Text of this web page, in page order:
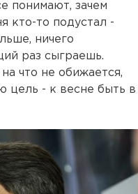
понимают, зачем
кто-то подустал -
ничего
раз сыграешь.
что не обижается,
цель - к весне быть в